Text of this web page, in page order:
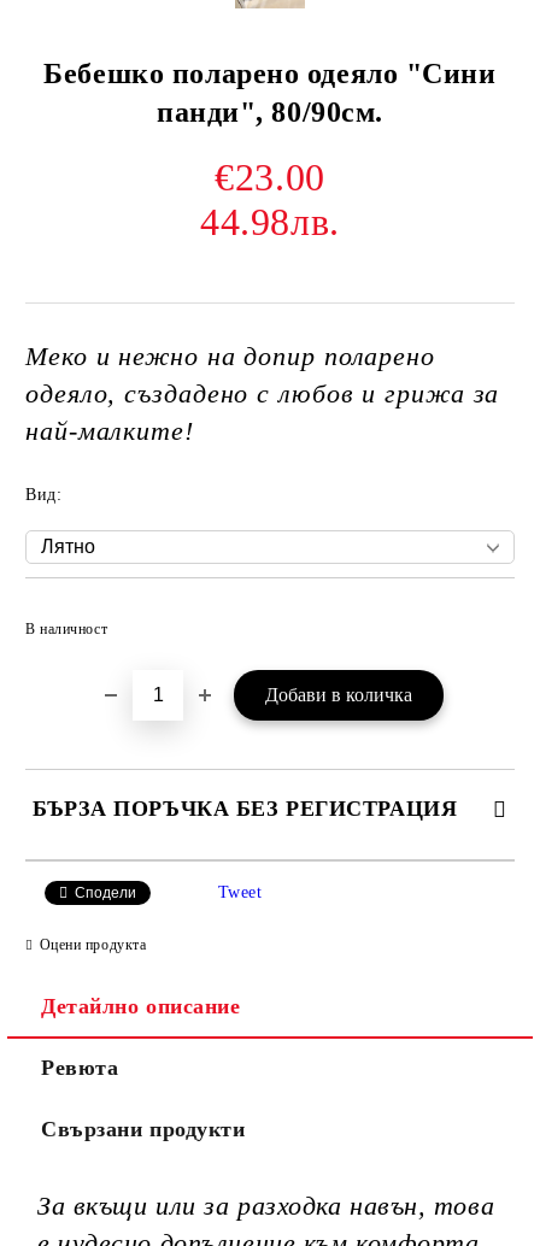
Бебешко поларено одеяло "Сини
панди", 80/90см.
€23.00
44.98лв.
Меко и нежно на допир поларено
одеяло, създадено с любов и грижа за
най-малките!
Вид:
В наличност
БЪРЗА ПОРЪЧКА БЕЗ РЕГИСТРАЦИЯ
Сподели Tweet
Оцени продукта
Детайлно описание
Ревюта
Свързани продукти
За вкъщи или за разходка навън, това